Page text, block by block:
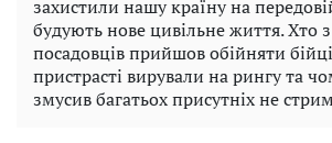
захистили нашу країну на
будують нове цивільне життя. Хто
посадовців прийшов обійняти
пристрасті вирували на рингу та
змусив багатьох присутніх не